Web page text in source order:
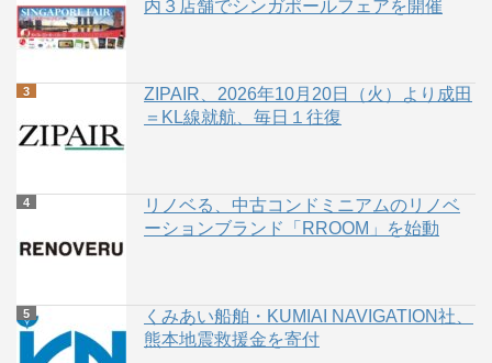
内３店舗でシンガポールフェアを開催
ZIPAIR、2026年10月20日（火）より成田
＝KL線就航、毎日１往復
リノベる、中古コンドミニアムのリノベ
ーションブランド「RROOM」を始動
くみあい船舶・KUMIAI NAVIGATION社、
熊本地震救援金を寄付